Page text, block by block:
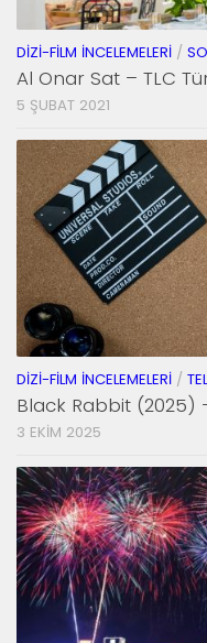
DIZI-FILM İNCELEMELERI /
Al Onar Sat – TLC
5 ŞUBAT 2021
DIZI-FILM İNCELEMELERI /
Black Rabbit (2025)
3 EKIM 2025